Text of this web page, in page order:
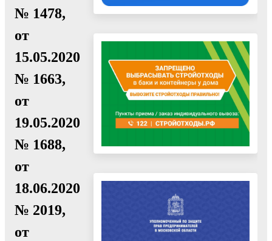
№ 1478,
от
15.05.2020
№ 1663,
от
19.05.2020
№ 1688,
от
18.06.2020
№ 2019,
от